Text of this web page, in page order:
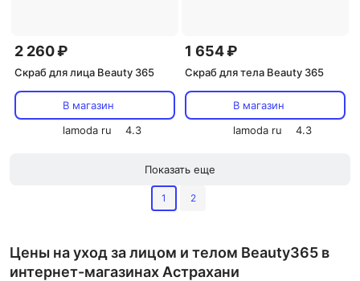
2 260 ₽
Скраб для лица Beauty 365
В магазин
lamoda ru
4.3
1 654 ₽
Скраб для тела Beauty 365
В магазин
lamoda ru
4.3
Показать еще
1 2
Цены на уход за лицом и телом Beauty365 в
интернет-магазинах Астрахани